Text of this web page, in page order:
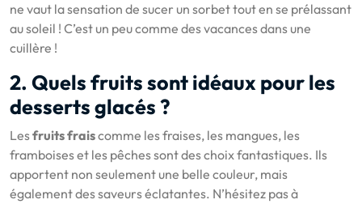
ne vaut la sensation de sucer un sorbet tout en se prélassant
au soleil ! C’est un peu comme des vacances dans une
cuillère !
2. Quels fruits sont idéaux pour les
desserts glacés ?
Lesfruits fraiscomme les fraises, les mangues, les
framboises et les pêches sont des choix fantastiques. Ils
apportent non seulement une belle couleur, mais
également des saveurs éclatantes. N’hésitez pas à